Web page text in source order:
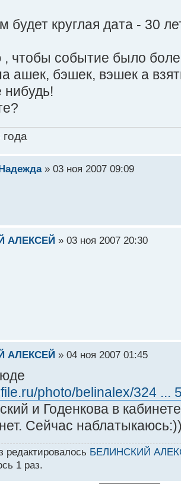
будет круглая дата - 30
, чтобы событие было
ашек, бэшек, вэшек а
нибудь!
» 03 ноя 2007 09:09
АЛЕКСЕЙ » 03 ноя 2007 20:30
АЛЕКСЕЙ » 04 ноя 2007 01:45
photo/belinalex/324 ...
и Годенкова в
Сейчас
редактировалось БЕЛИНСКИЙ
1 раз.